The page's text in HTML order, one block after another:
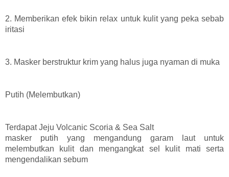
2. Memberikan efek bikin relax untuk kulit yang peka sebab
iritasi
3. Masker berstruktur krim yang halus juga nyaman di muka
Putih (Melembutkan)
Terdapat Jeju Volcanic Scoria & Sea Salt
masker putih yang mengandung garam laut untuk
melembutkan kulit dan mengangkat sel kulit mati serta
mengendalikan sebum